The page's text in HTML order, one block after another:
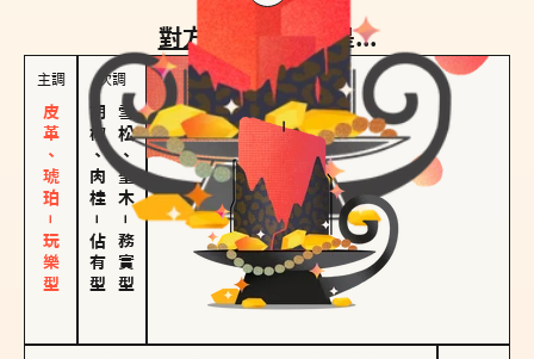
對方 的主調蠟燭是...
主調
皮革、琥珀－玩樂型
次調
胡椒、肉桂
－
佔有型
雪松、聖木
－
務實型